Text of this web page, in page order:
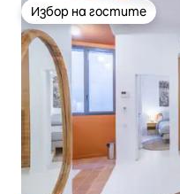
Избор на гостите
Избор на гостите